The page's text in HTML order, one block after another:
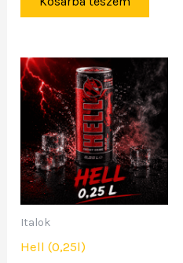
Italok
Hell (0,25l)